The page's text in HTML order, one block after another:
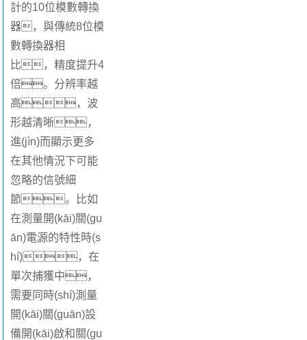
計的10位模數轉換
器，與傳統8位模
數轉換器相
比，精度提升4
倍。分辨率越
高，波
形越清晰，
進(jìn)而顯示更多
在其他情況下可能
忽略的信號細
節。比如
在測量開(kāi)關(gu
ān)電源的特性時(s
hí)，在
單次捕獲中，
需要同時(shí)測量
開(kāi)關(guān)設
備開(kāi)啟和關(gu